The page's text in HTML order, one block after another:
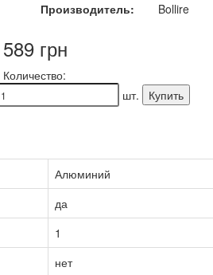
Производитель: Bollire
589 грн
Количество:
шт.
Купить
Алюминий
да
1
нет